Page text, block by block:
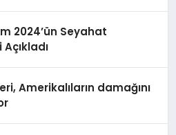
2024’ün Seyahat
Amerikalıların damağını